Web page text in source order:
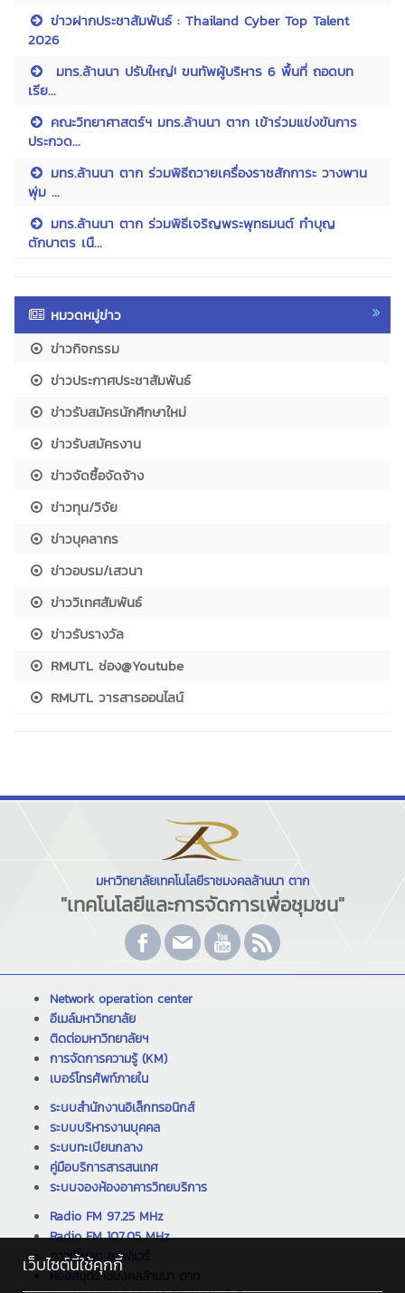
ข่าวฝากประชาสัมพันธ์ : Thailand Cyber Top Talent
2026
มทร.ล้านนา ปรับใหญ่! ขนทัพผู้บริหาร 6 พื้นที่ ถอดบท
เรีย...
คณะวิทยาศาสตร์ฯ มทร.ล้านนา ตาก เข้าร่วมแข่งขันการ
ประกวด...
มทร.ล้านนา ตาก ร่วมพิธีถวายเครื่องราชสักการะ วางพาน
พุ่ม ...
มทร.ล้านนา ตาก ร่วมพิธีเจริญพระพุทธมนต์ ทำบุญ
ตักบาตร เนื...
หมวดหมู่ข่าว
ข่าวกิจกรรม
ข่าวประกาศประชาสัมพันธ์
ข่าวรับสมัครนักศึกษาใหม่
ข่าวรับสมัครงาน
ข่าวจัดซื้อจัดจ้าง
ข่าวทุน/วิจัย
ข่าวบุคลากร
ข่าวอบรม/เสวนา
ข่าววิเทศสัมพันธ์
ข่าวรับรางวัล
RMUTL ช่อง@Youtube
RMUTL วารสารออนไลน์
มหาวิทยาลัยเทคโนโลยีราชมงคลล้านนา ตาก
"เทคโนโลยีและการจัดการเพื่อชุมชน"
Network operation center
อีเมล์มหาวิทยาลัย
ติดต่อมหาวิทยาลัยฯ
การจัดการความรู้ (KM)
เบอร์โทรศัพท์ภายใน
ระบบสำนักงานอิเล็กทรอนิกส์
ระบบบริหารงานบุคคล
ระบบทะเบียนกลาง
คู่มือบริการสารสนเทศ
ระบบจองห้องอาคารวิทยบริการ
Radio FM 97.25 MHz
Radio FM 107.05 MHz
ดาวน์โหลด ซอฟแวร์
ห้องสมุดราชมงคลล้านนา ตาก
เว็บไซต์นี้ใช้คุกกี้